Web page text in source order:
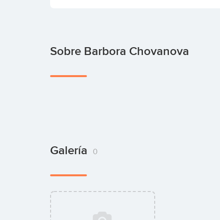
Sobre Barbora Chovanova
Galería 0